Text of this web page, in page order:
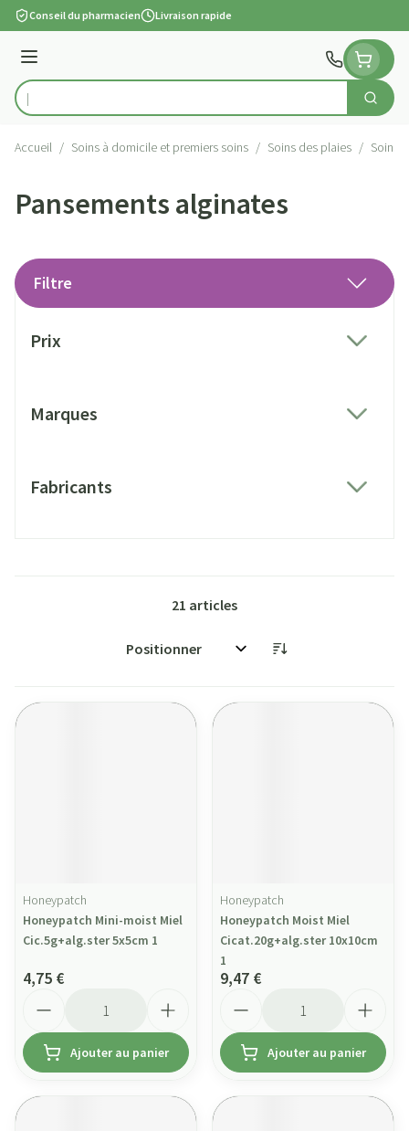
Aller au contenu
Conseil du pharmacien Livraison rapide
Menu
Rechercher
Accueil / Soins à domicile et premiers soins / Soins des plaies / Soins
Pansements alginates
Filtre
Prix
Marques
Fabricants
21 articles
Trier par:
Honeypatch
Honeypatch Mini-moist Miel
Cic.5g+alg.ster 5x5cm 1
4,75 €
Ajouter au panier
Honeypatch
Honeypatch Moist Miel
Cicat.20g+alg.ster 10x10cm
1
9,47 €
Ajouter au panier